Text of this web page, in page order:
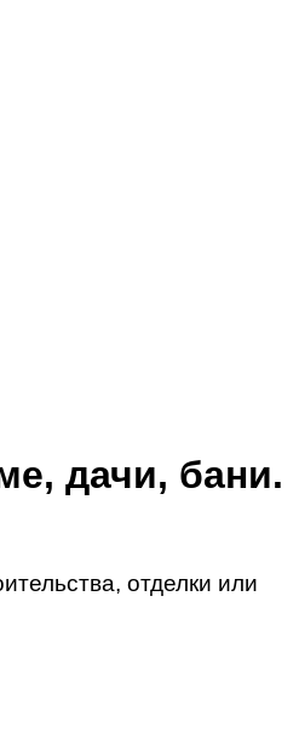
дачи, бани.
отделки или